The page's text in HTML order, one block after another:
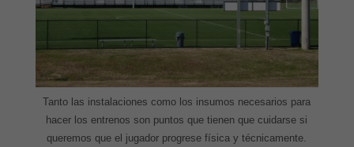
Tanto las instalaciones como los insumos necesarios para
hacer los entrenos son puntos que tienen que cuidarse si
queremos que el jugador progrese física y técnicamente.